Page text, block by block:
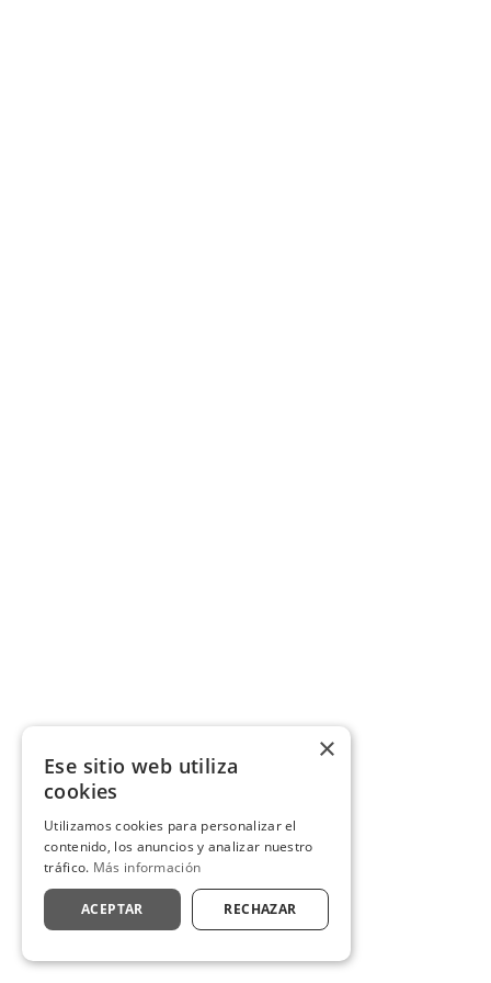
×
Ese sitio web utiliza
cookies
Utilizamos cookies para personalizar el
contenido, los anuncios y analizar nuestro
tráfico. Más información
ACEPTAR RECHAZAR